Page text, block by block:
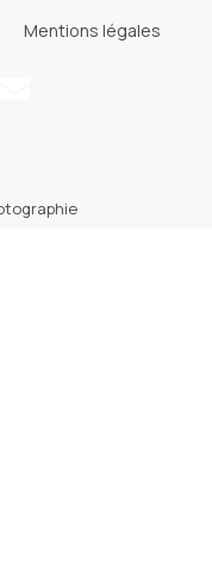
Mentions légales